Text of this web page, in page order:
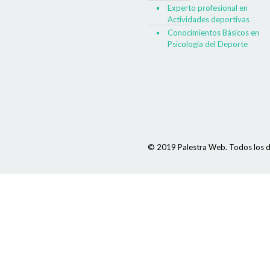
Experto profesional en
Actividades deportivas
Conocimientos Básicos en
Psicología del Deporte
© 2019 Palestra Web. Todos los